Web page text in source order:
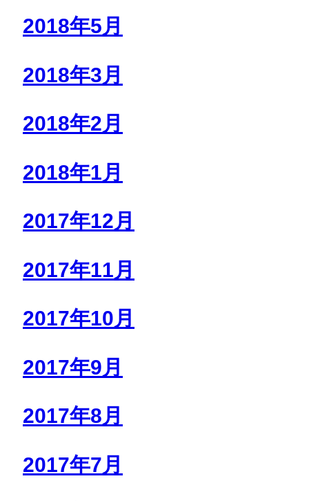
2018年5月
2018年3月
2018年2月
2018年1月
2017年12月
2017年11月
2017年10月
2017年9月
2017年8月
2017年7月